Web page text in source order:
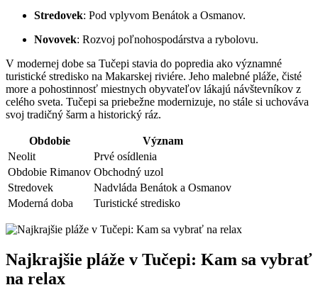
Stredovek: Pod vplyvom Benátok a Osmanov.
Novovek: Rozvoj poľnohospodárstva a rybolovu.
V modernej dobe sa Tučepi stavia do popredia ako významné
turistické stredisko na Makarskej riviére. Jeho malebné pláže, čisté
more a pohostinnosť miestnych obyvateľov lákajú návštevníkov z
celého sveta. Tučepi sa priebežne modernizuje, no stále si uchováva
svoj tradičný šarm a historický ráz.
Obdobie
Význam
Neolit
Prvé osídlenia
Obdobie Rimanov Obchodný uzol
Stredovek
Nadvláda Benátok a Osmanov
Moderná doba
Turistické stredisko
Najkrajšie pláže v Tučepi: Kam sa vybrať
na relax